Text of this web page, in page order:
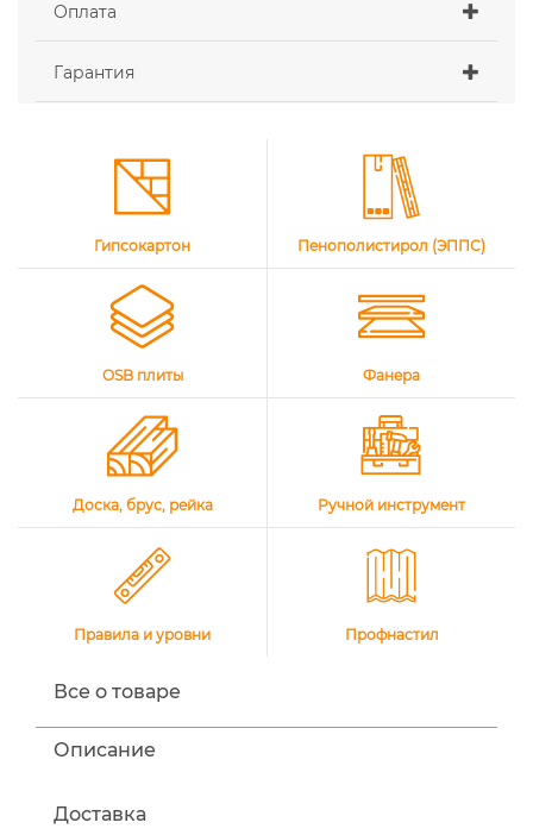
Оплата
Гарантия
Гипсокартон Пенополистирол (ЭППС)
OSB плиты Фанера
Доска, брус, рейка Ручной инструмент
Правила и уровни Профнастил
Все о товаре
Описание
Доставка